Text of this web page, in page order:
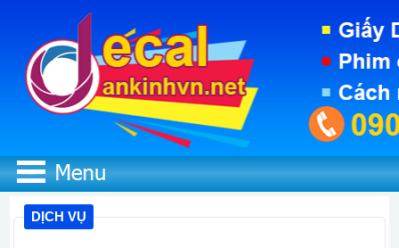
DỊCH VỤ